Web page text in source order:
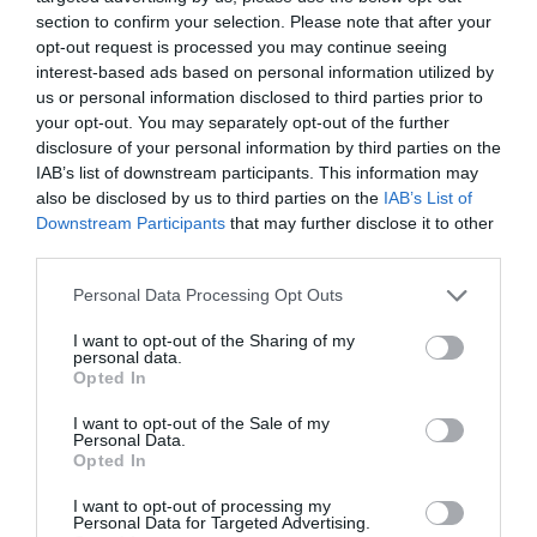
section to confirm your selection. Please note that after your
opt-out request is processed you may continue seeing
interest-based ads based on personal information utilized by
us or personal information disclosed to third parties prior to
your opt-out. You may separately opt-out of the further
disclosure of your personal information by third parties on the
IAB’s list of downstream participants. This information may
also be disclosed by us to third parties on the IAB’s List of
Downstream Participants that may further disclose it to other
Personal Data Processing Opt Outs
I want to opt-out of the Sharing of my
personal data.
Opted In
I want to opt-out of the Sale of my
Personal Data.
Opted In
I want to opt-out of processing my
Personal Data for Targeted Advertising.
promover intervenciones efectivas para mejorarla son
elementos esenciales para alcanzar el éxito terapéutico,
en sintonía con el lema de este año: ‘La adherencia es la
guía hacia el éxito’.
IV Premios ADHEFAR
De entre los 3 finalistas ha resultado ganadora la
iniciativa ‘Adherencia a calcio/vitamina D: análisis del
problema, factores de riesgo e implantación de un plan
de acción colaborativo’, presentada por Daniel Gómez
Madrid). Se trata de un proyecto colaborativo y liderado
desde farmacia hospitalaria con la participación de
médicos.
Presentación de la guía MAPEX – Adherencia
Ramón Morillo,coordinador de MAPEX
, ha destacado